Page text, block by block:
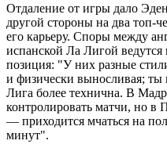
Отдаление от игры дало
другой стороны на два топ-
его карьеру. Споры между
испанской Ла Лигой ведутся
позиция: "У них разные
и физически выносливая; ты
Лига более технична. В
контролировать матчи, но в
— приходится мчаться на
минут".